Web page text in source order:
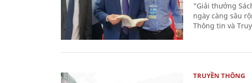
"Giải thưởng
ngày càng sâu
Thông tin và
TRUYỀN THÔNG